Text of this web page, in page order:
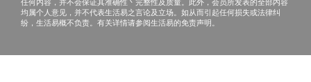
退換產品必須包裝完整，如退換之產品有任何殘缺
或過期退回，供應商有權不受理。
正本，並於送貨後3個工作天內按下列方式聯絡 鴻
均属个人意见，并不代表生活易之言论及立场。如从而引起任何损失或法律纠
纷，生活易概不负责。有关详情请参阅生活易的免责声明。